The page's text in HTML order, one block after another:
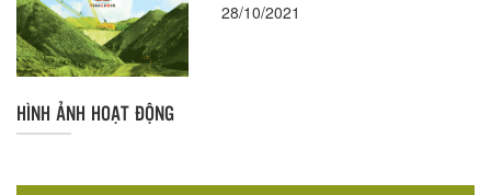
28/10/2021
HÌNH ẢNH HOẠT ĐỘNG